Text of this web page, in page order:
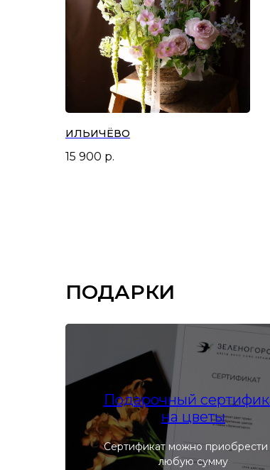
ИЛЬИЧЁВО
15 900 р.
ПОДАРКИ
Подарочный
на цветы
Сертификат можно приобрести
любую сумму